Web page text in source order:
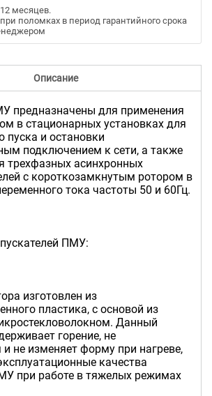
12 месяцев.
поломках в период гарантийного срока
Описание
предназначены для применения
в стационарных установках для
пуска и остановки
подключением к сети, а также
трехфазных асинхронных
с короткозамкнутым ротором в
тока частоты 50 и 60Гц.
ПМУ:
изготовлен из
пластика, с основой из
Данный
горение, не
не изменяет форму при нагреве,
качества
при работе в тяжелых режимах